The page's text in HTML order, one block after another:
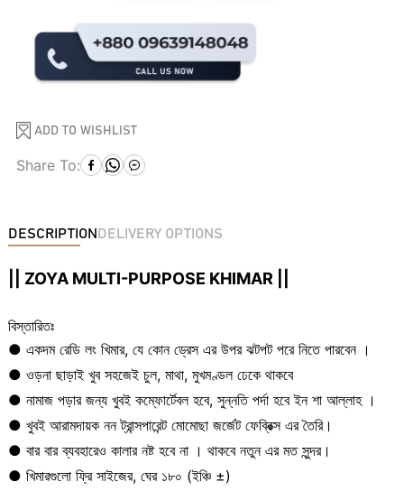
ADD TO WISHLIST
Share To:
DESCRIPTION DELIVERY OPTIONS
|| ZOYA MULTI-PURPOSE KHIMAR ||
বিস্তারিতঃ
● একদম রেডি লং খিমার, যে কোন ড্রেস এর উপর ঝটপট পরে নিতে পারবেন ।
● ওড়না ছাড়াই খুব সহজেই চুল, মাথা, মুখমণ্ডল ঢেকে থাকবে
● নামাজ পড়ার জন্য খুবই কম্ফোর্টেবল হবে, সুন্নতি পর্দা হবে ইন শা আল্লাহ ।
● খুবই আরামদায়ক নন ট্রান্সপারেন্ট মোমোছা জর্জেট ফেব্রিক্স এর তৈরি।
● বার বার ব্যবহারেও কালার নষ্ট হবে না । থাকবে নতুন এর মত সুন্দর।
● খিমারগুলো ফ্রি সাইজের, ঘের ১৮০ (ইঞ্চি ±)